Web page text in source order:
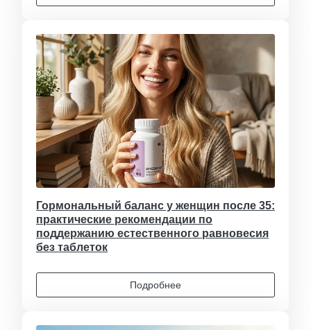
Гормональный баланс у женщин после 35:
практические рекомендации по
поддержанию естественного равновесия
без таблеток
Подробнее